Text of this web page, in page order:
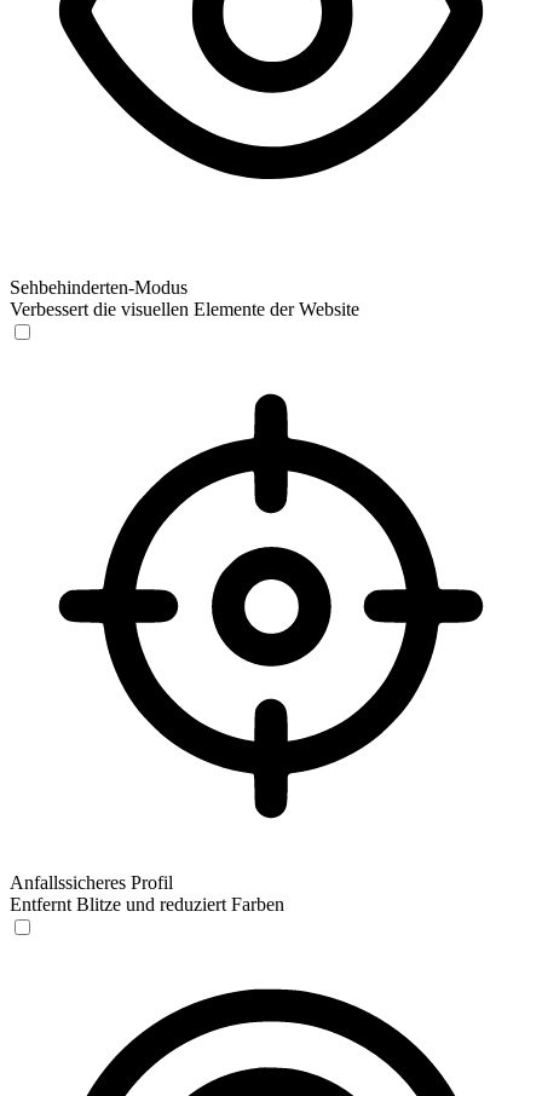
Sehbehinderten-Modus
Verbessert die visuellen Elemente der Website
Anfallssicheres Profil
Entfernt Blitze und reduziert Farben